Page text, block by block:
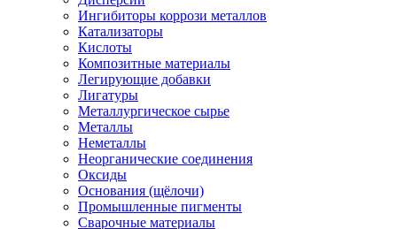
Ингибиторы коррози металлов
Катализаторы
Кислоты
Композитные материалы
Легирующие добавки
Лигатуры
Металлургическое сырье
Металлы
Неметаллы
Неорганические соединения
Оксиды
Основания (щёлочи)
Промышленные пигменты
Сварочные материалы